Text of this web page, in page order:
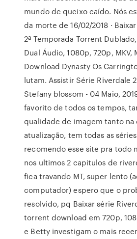
mundo de queixo caído. Nós
da morte de 16/02/2018 ·
2ª Temporada Torrent
Dual Áudio, 1080p, 720p, MKV,
Download Dynasty Os
lutam. Assistir Série Riverdale
Stefany blossom - 04 Maio,
favorito de todos os tempos,
qualidade de imagem tanto na
atualização, tem todas as
recomendo esse site pra todo
nos ultimos 2 capitulos de
fica travando MT, super lento
computador) espero que o
resolvido, pq Baixar série
torrent download em 720p,
e Betty investigam o mais